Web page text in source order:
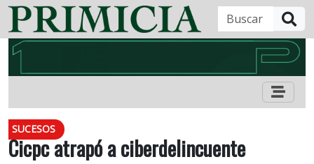
SUCESOS
Cicpc atrapó a ciberdelincuente